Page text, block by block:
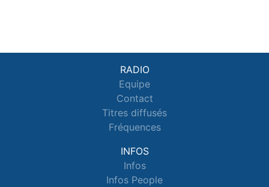
RADIO
Equipe
Contact
Titres diffusés
Fréquences
INFOS
Infos
Infos People